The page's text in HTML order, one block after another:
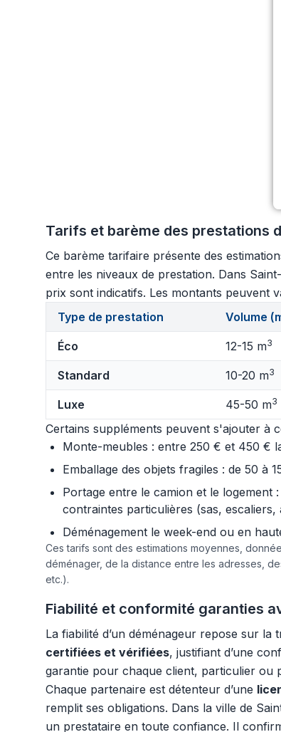
Tarifs et barème des prestations
Ce barème tarifaire présente des
entre les niveaux de prestation. Dans
prix sont indicatifs. Les montants peuvent
Type de prestation
Volume
Éco 12-15 m3
Standard 10-20 m3
Luxe 45-50 m3
Certains suppléments peuvent s'ajouter à
Monte-meubles : entre 250 € et 450 €
Emballage des objets fragiles : de 50 à
Portage entre le camion et le logement
contraintes particulières (sas, escaliers,
Déménagement le week-end ou en
Ces tarifs sont des estimations moyennes,
déménager, de la distance entre les adresses,
etc.).
Fiabilité et conformité garanties
La fiabilité d’un déménageur repose sur
certifiées et vérifiées, justifiant d’une
garantie pour chaque client, particulier ou
Chaque partenaire est détenteur d’une
remplit ses obligations. Dans la ville de
un prestataire en toute confiance. Il